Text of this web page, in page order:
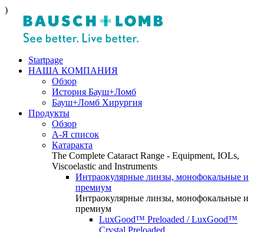
)
Startpage
НАША КОМПАНИЯ
Обзор
История Бауш+Ломб
Бауш+Ломб Хирургия
Продукты
Обзор
А-Я список
Катаракта
The Complete Cataract Range - Equipment, IOLs,
Viscoelastic and Instruments
Интраокулярные линзы, монофокальные и
премиум
Интраокулярные линзы, монофокальные и
премиум
LuxGood™ Preloaded / LuxGood™
Crystal Preloaded